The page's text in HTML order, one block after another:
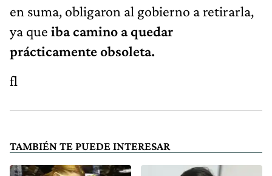
en suma, obligaron al gobierno a retirarla,
ya que iba camino a quedar
prácticamente obsoleta.
fl
TAMBIÉN TE PUEDE INTERESAR